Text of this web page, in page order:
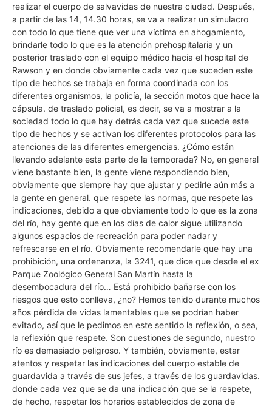
realizar el cuerpo de salvavidas de nuestra ciudad. Después,
a partir de las 14, 14.30 horas, se va a realizar un simulacro
con todo lo que tiene que ver una víctima en ahogamiento,
brindarle todo lo que es la atención prehospitalaria y un
posterior traslado con el equipo médico hacia el hospital de
Rawson y en donde obviamente cada vez que suceden este
tipo de hechos se trabaja en forma coordinada con los
diferentes organismos, la policía, la sección motos que hace la
cápsula. de traslado policial, es decir, se va a mostrar a la
sociedad todo lo que hay detrás cada vez que sucede este
tipo de hechos y se activan los diferentes protocolos para las
atenciones de las diferentes emergencias. ¿Cómo están
llevando adelante esta parte de la temporada? No, en general
viene bastante bien, la gente viene respondiendo bien,
obviamente que siempre hay que ajustar y pedirle aún más a
la gente en general. que respete las normas, que respete las
indicaciones, debido a que obviamente todo lo que es la zona
del río, hay gente que en los días de calor sigue utilizando
algunos espacios de recreación para poder nadar y
refrescarse en el río. Obviamente recomendarle que hay una
prohibición, una ordenanza, la 3241, que dice que desde el ex
Parque Zoológico General San Martín hasta la
desembocadura del río… Está prohibido bañarse con los
riesgos que esto conlleva, ¿no? Hemos tenido durante muchos
años pérdida de vidas lamentables que se podrían haber
evitado, así que le pedimos en este sentido la reflexión, o sea,
la reflexión que respete. Son cuestiones de segundo, nuestro
río es demasiado peligroso. Y también, obviamente, estar
atentos y respetar las indicaciones del cuerpo estable de
guardavida a través de sus jefes, a través de los guardavidas.
donde cada vez que se da una indicación que se la respete,
de hecho, respetar los horarios establecidos de zona de